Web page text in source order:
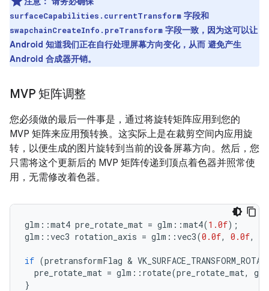
surfaceCapabilities.currentTransform 字段和
swapchainCreateInfo.preTransform 字段一致 ，因为这可以让
Android 知道我们正在自行处理屏幕方向变化，从而 避免产生
Android 合成器开销。
MVP 矩阵调整
您必须做的最后一件事是，通过将旋转矩阵应用到您的
MVP 矩阵来应用预转换。这实际上是在裁剪空间内应用旋
转，以便生成的图片旋转到当前的设备屏幕方向。然后，您
只需将这个更新后的 MVP 矩阵传递到顶点着色器并照常使
用，无需修改着色器。
glm ::mat4 pre_rotate_mat = glm ::mat4(1.0f);
glm ::vec3 rotation_axis = glm ::vec3(0.0f, 0.0f,
if (pretransformFlag &
pre_rotate_mat = glm :: rotate(pre_rotate_mat,
glm
}